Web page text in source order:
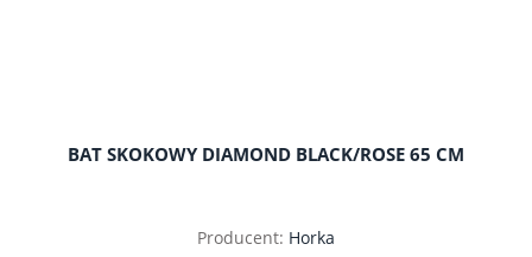
BAT SKOKOWY DIAMOND BLACK/ROSE 65 CM
Producent: Horka